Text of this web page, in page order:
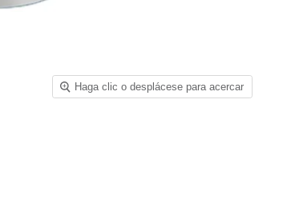
Haga clic o desplácese para acercar